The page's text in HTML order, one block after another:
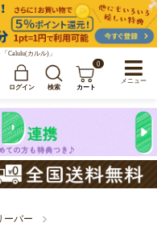
Calulu(カルル)」
ログイン 検索
0
カート
ーバー
メニュー